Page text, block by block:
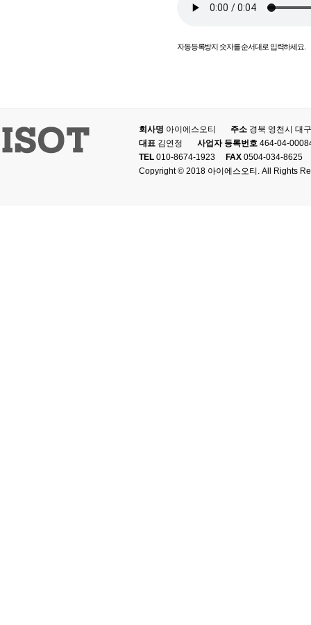
자동등록방지 숫자를 순서대로 입력하세요.
회사명 아이에스오티 주소 경북 영천시 대
대표 김연정 사업자 등록번호 464-04-
TEL 010-8674-1923 FAX 0504-034-8625
Copyright © 2018 아이에스오티. All Rights